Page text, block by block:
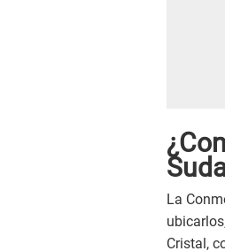
La
Cristal,